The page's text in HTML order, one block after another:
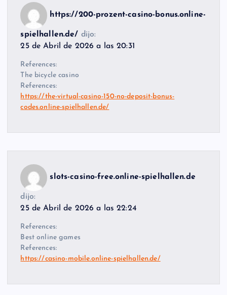
https://200-prozent-casino-bonus.online-
spielhallen.de/ dijo:
25 de Abril de 2026 a las 20:31
References:
The bicycle casino
References:
https://the-virtual-casino-150-no-deposit-bonus-
codes.online-spielhallen.de/
slots-casino-free.online-spielhallen.de
dijo:
25 de Abril de 2026 a las 22:24
References:
Best online games
References:
https://casino-mobile.online-spielhallen.de/